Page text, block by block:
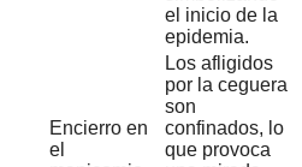
el inicio de la
epidemia.
Encierro en
el
Los afligidos
por la ceguera
son
confinados, lo
que provoca